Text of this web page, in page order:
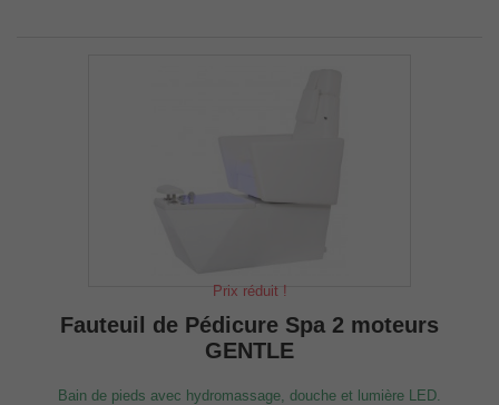
Prix réduit !
Fauteuil de Pédicure Spa 2 moteurs
GENTLE
Bain de pieds avec hydromassage, douche et lumière LED.